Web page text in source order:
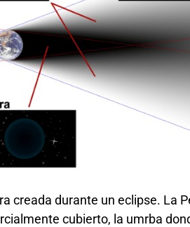
creada durante un eclipse. La
cubierto, la umrba